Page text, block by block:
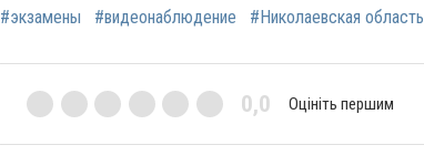
#экзамены #видеонаблюдение #Николаевская область
0,0 Оцініть першим